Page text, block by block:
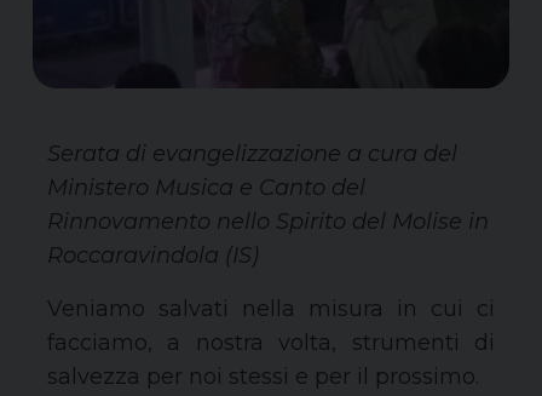
Serata di evangelizzazione a cura del
Ministero Musica e Canto del
Rinnovamento nello Spirito del Molise in
Roccaravindola (IS)
Veniamo salvati nella misura in cui ci
facciamo, a nostra volta, strumenti di
salvezza per noi stessi e per il prossimo.